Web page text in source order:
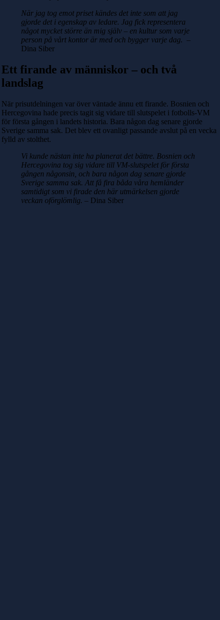
När jag tog emot priset kändes det inte som att jag
gjorde det i egenskap av ledare. Jag fick representera
något mycket större än mig själv – en kultur som varje
person på vårt kontor är med och bygger varje dag. –
Dina Siber
Ett firande av människor – och två
landslag
När prisutdelningen var över väntade ännu ett firande. Bosnien och
Hercegovina hade precis tagit sig vidare till slutspelet i fotbolls-VM
för första gången i landets historia. Bara någon dag senare gjorde
Sverige samma sak. Det blev ett ovanligt passande avslut på en vecka
fylld av stolthet.
Vi kunde nästan inte ha planerat det bättre. Bosnien och
Hercegovina tog sig vidare till VM-slutspelet för första
gången någonsin, och bara någon dag senare gjorde
Sverige samma sak. Att få fira båda våra hemländer
samtidigt som vi firade den här utmärkelsen gjorde
veckan oförglömlig. – Dina Siber